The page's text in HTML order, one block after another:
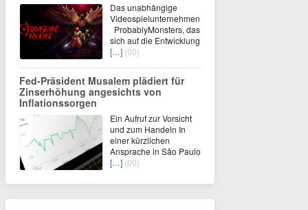
Das unabhängige
Videospielunternehmen
ProbablyMonsters, das
sich auf die Entwicklung
[…] (00)
Fed-Präsident Musalem plädiert für
Zinserhöhung angesichts von
Inflationssorgen
Ein Aufruf zur Vorsicht
und zum Handeln In
einer kürzlichen
Ansprache in São Paulo
[…] (00)